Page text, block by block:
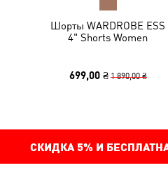
Шорты WARDROBE ESS
4" Shorts Women
699,00 ₴ 1 890,00 ₴
СКИДКА 5% И